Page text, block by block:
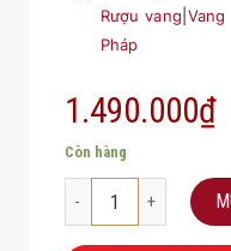
Rượu vang Vang
Pháp
1.490.000₫
Còn hàng
Rượu Champagne